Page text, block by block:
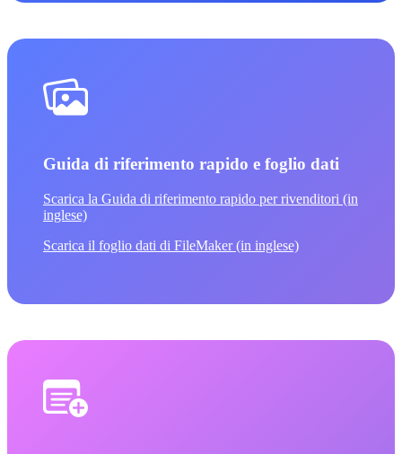
Guida di riferimento rapido e foglio dati
Scarica la Guida di riferimento rapido per rivenditori (in
inglese)
Scarica il foglio dati di FileMaker (in inglese)